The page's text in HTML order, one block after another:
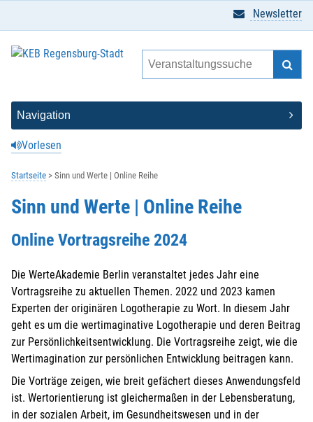
Vorlesen
Newsletter
Startseite Sinn und Werte | Online Reihe
Sinn und Werte | Online Reihe
Online Vortragsreihe 2024
Die WerteAkademie Berlin veranstaltet jedes Jahr eine
Vortragsreihe zu aktuellen Themen. 2022 und 2023 kamen
Experten der originären Logotherapie zu Wort. In diesem Jahr
geht es um die wertimaginative Logotherapie und deren Beitrag
zur Persönlichkeitsentwicklung. Die Vortragsreihe zeigt, wie die
Wertimagination zur persönlichen Entwicklung beitragen kann.
Die Vorträge zeigen, wie breit gefächert dieses Anwendungsfeld
ist. Wertorientierung ist gleichermaßen in der Lebensberatung,
in der sozialen Arbeit, im Gesundheitswesen und in der